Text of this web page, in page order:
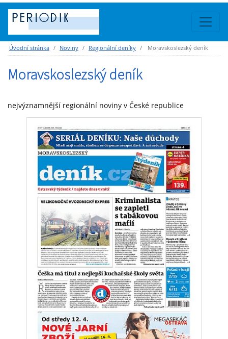
Úvodní stránka Noviny Regionální deníky Moravskoslezský deník
Moravskoslezský deník
nejvýznamnější regionální noviny v České republice